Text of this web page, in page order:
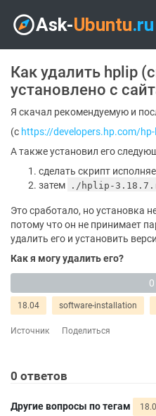
Как удалить hplip
установлено с
Я скачал рекомендуемую и
(с https://developers.hp.com/
А также установил его
сделать скрипт
затем
./hplip-
Это сработало, но установка
потому что он не принимает
удалить его и установить
Как я могу удалить его?
0
18.04 software-installation
Источник
Поделиться
0 ответов
Другие вопросы по тегам